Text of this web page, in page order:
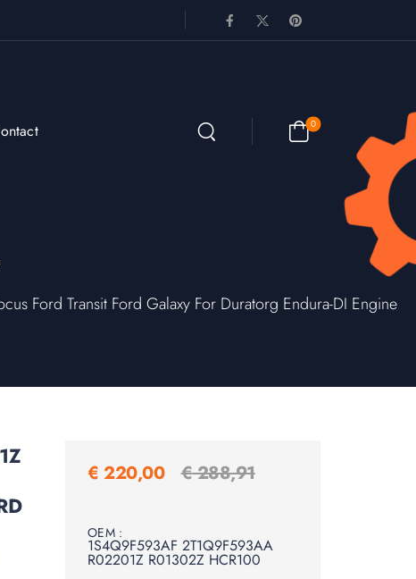
0
Ford Transit Ford Galaxy For Duratorg Endura-DI Engine
€ 220,00 €288,91
OEM :
1S4Q9F593AF 2T1Q9F593AA
R02201Z R01302Z HCR100